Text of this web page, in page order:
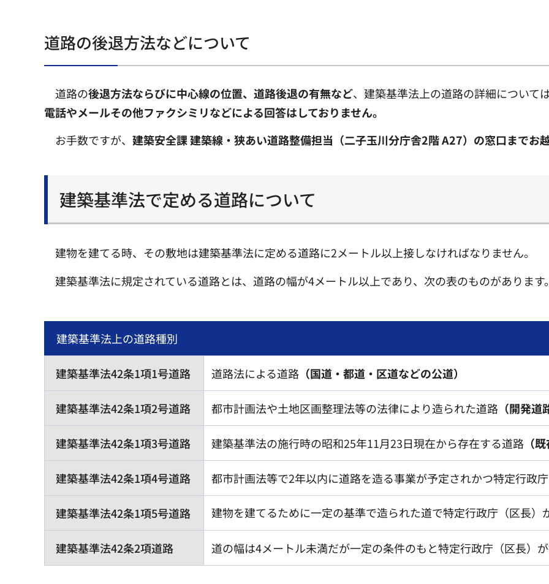
道路の後退方法などについて
道路の後退方法ならびに中心線の位置、道路後退の有無など、建築基準法上の道路の詳細については
電話やメールその他ファクシミリなどによる回答はしておりません。
お手数ですが、 建築安全課 建築線・狭あい道路整備担当（二子玉川分庁舎2階 A27）の窓口までお
建築基準法で定める道路について
建物を建てる時、その敷地は建築基準法に定める道路に2メートル以上接しなければなりません。
建築基準法に規定されている道路とは、道路の幅が4メートル以上であり、次の表のものがあります。
建築基準法上の道路種別
建築基準法42条1項1号道路 道路法による道路 （国道・都道・区道などの公道）
建築基準法42条1項2号道路 都市計画法や土地区画整理法等の法律により造られた道路 （開発道
建築基準法42条1項3号道路 建築基準法の施行時の昭和25年11月23日現在から存在する道路 （
建築基準法42条1項4号道路 都市計画法等で2年以内に道路を造る事業が予定されかつ特定行政
建築基準法42条1項5号道路 建物を建てるために一定の基準で造られた道で特定行政庁（区長）
建築基準法42条2項道路 道の幅は4メートル未満だが一定の条件のもと特定行政庁（区長）